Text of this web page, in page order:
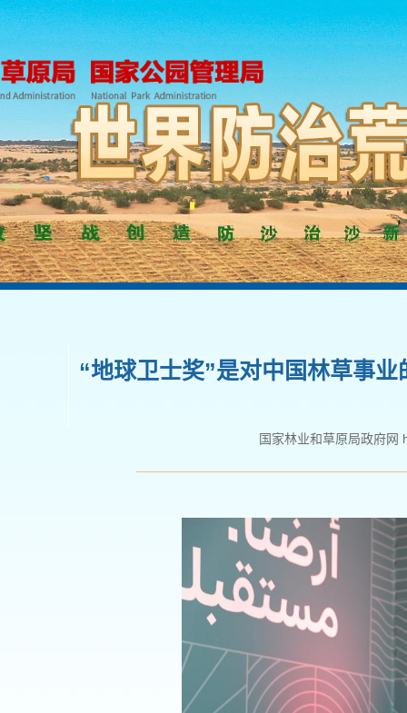
“地球卫士奖”是对中国林草事
国家林业和草原局政府网